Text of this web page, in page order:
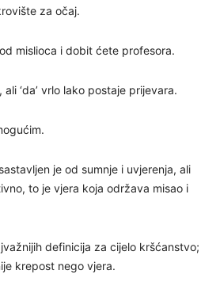
za očaj.
mislioca i dobit ćete profesora.
ali ‘da’ vrlo lako postaje prijevara.
je od sumnje i uvjerenja, ali
to je vjera koja održava misao i
definicija za cijelo kršćanstvo;
krepost nego vjera.